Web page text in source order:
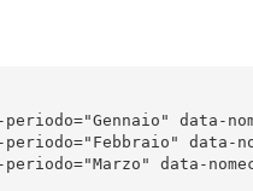
data-
data-
data-